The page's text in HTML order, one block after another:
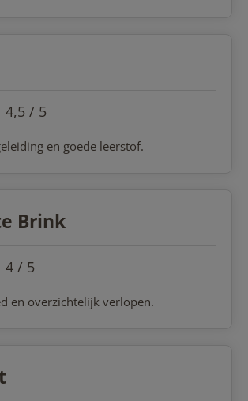
4,5 / 5
en goede leerstof.
Brink
4 / 5
en overzichtelijk verlopen.